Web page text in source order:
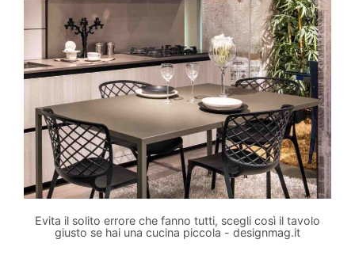
Evita il solito errore che fanno tutti, scegli così il tavolo
giusto se hai una cucina piccola - designmag.it